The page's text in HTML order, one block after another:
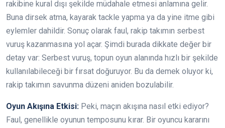
rakibine kural dışı şekilde müdahale etmesi anlamına gelir.
Buna dirsek atma, kayarak tackle yapma ya da yine itme gibi
eylemler dahildir. Sonuç olarak faul, rakip takımın serbest
vuruş kazanmasına yol açar. Şimdi burada dikkate değer bir
detay var: Serbest vuruş, topun oyun alanında hızlı bir şekilde
kullanılabileceği bir fırsat doğuruyor. Bu da demek oluyor ki,
rakip takımın savunma düzeni aniden bozulabilir.
Oyun Akışına Etkisi: Peki, maçın akışına nasıl etki ediyor?
Faul, genellikle oyunun temposunu kırar. Bir oyuncu kararını